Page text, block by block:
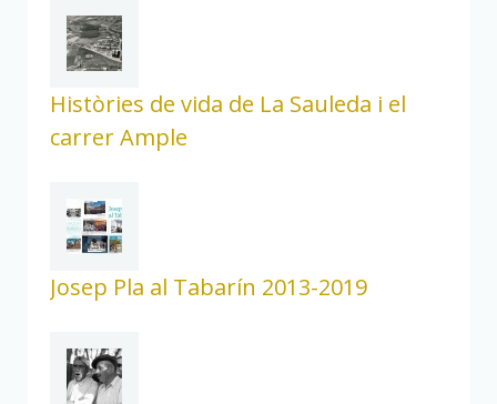
Històries de vida de La Sauleda i el
carrer Ample
Josep Pla al Tabarín 2013-2019